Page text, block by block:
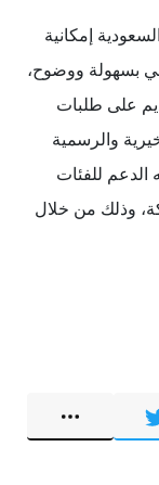
إمكانية
بسهولة ووضوح،
على طلبات
والرسمية
الدعم للفئات
وذلك من خلال